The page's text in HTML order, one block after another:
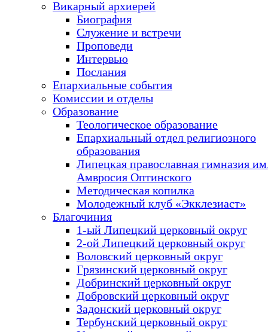
Викарный архиерей
Биография
Служение и встречи
Проповеди
Интервью
Послания
Епархиальные события
Комиссии и отделы
Образование
Теологическое образование
Епархиальный отдел религиозного
образования
Липецкая православная гимназия
Амвросия Оптинского
Методическая копилка
Молодежный клуб «Экклезиаст»
Благочиния
1-ый Липецкий церковный округ
2-ой Липецкий церковный округ
Воловский церковный округ
Грязинский церковный округ
Добринский церковный округ
Добровский церковный округ
Задонский церковный округ
Тербунский церковный округ